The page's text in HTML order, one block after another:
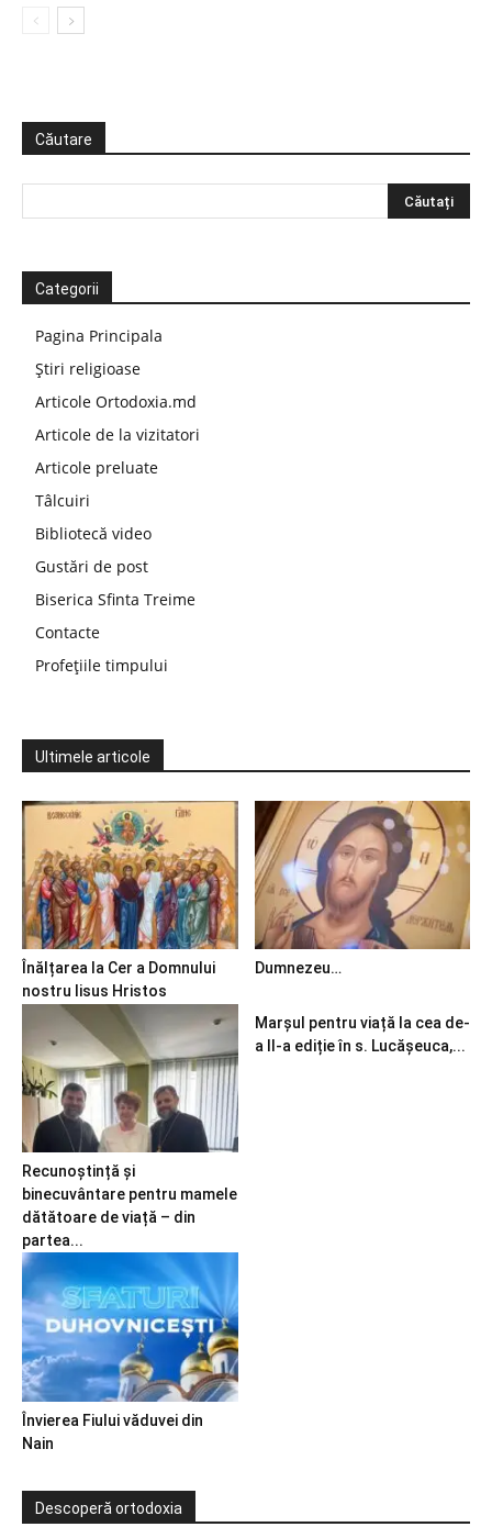
Căutare
Categorii
Pagina Principala
Știri religioase
Articole Ortodoxia.md
Articole de la vizitatori
Articole preluate
Tâlcuiri
Bibliotecă video
Gustări de post
Biserica Sfinta Treime
Contacte
Profețiile timpului
Ultimele articole
Înălțarea la Cer a Domnului
nostru Iisus Hristos
Dumnezeu…
Recunoștință și
binecuvântare pentru mamele
dătătoare de viață – din
partea...
Marșul pentru viață la cea de-
a II-a ediție în s. Lucășeuca,...
Învierea Fiului văduvei din
Nain
Descoperă ortodoxia